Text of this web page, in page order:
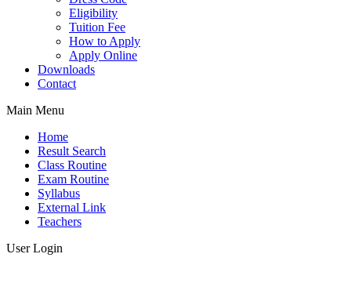
Eligibility
Tuition Fee
How to Apply
Apply Online
Downloads
Contact
Main Menu
Home
Result Search
Class Routine
Exam Routine
Syllabus
External Link
Teachers
User Login